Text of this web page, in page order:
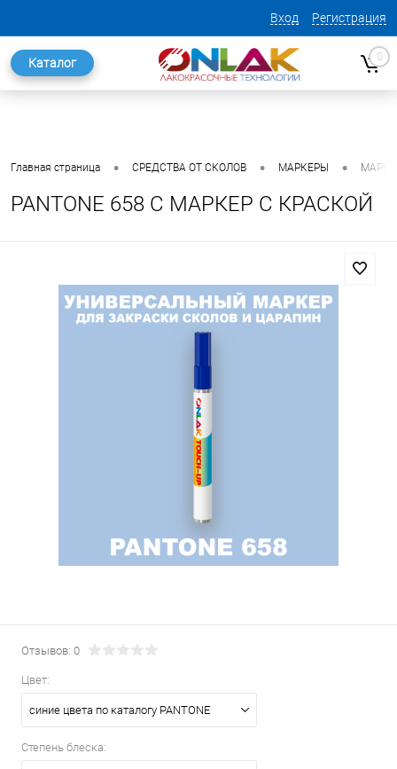
Вход Регистрация
Каталог 0
Главная страница • СРЕДСТВА ОТ СКОЛОВ • МАРКЕРЫ •
PANTONE 658 C МАРКЕР С КРАСКОЙ
Отзывов: 0
Цвет:
синие цвета по каталогу PANTONE
Степень блеска: